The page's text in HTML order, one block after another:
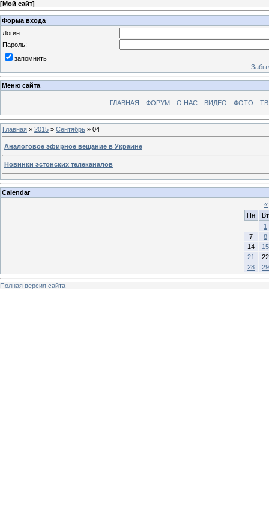
[Мой сайт]
Форма входа
Логин:
Пароль:
запомнить
Меню сайта
ГЛАВНАЯ ФОРУМ О НАС ВИДЕО ФОТО ТВ
Главная » 2015 » Сентябрь » 04
Аналоговое эфирное вещание в Украине
Новинки эстонских телеканалов
Calendar
«
Пн
Вт
1
7
8
14
15
21
22
28
29
Полная версия сайта